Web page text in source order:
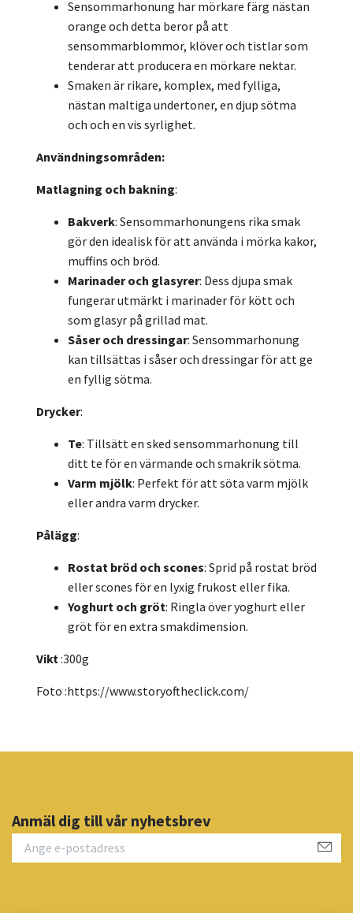
Sensommarhonung har mörkare färg nästan
orange och detta beror på att
sensommarblommor, klöver och tistlar som
tenderar att producera en mörkare nektar.
Smaken är rikare, komplex, med fylliga,
nästan maltiga undertoner, en djup sötma
och och en vis syrlighet.
Användningsområden:
Matlagning och bakning:
Bakverk: Sensommarhonungens rika smak
gör den idealisk för att använda i mörka kakor,
muffins och bröd.
Marinader och glasyrer: Dess djupa smak
fungerar utmärkt i marinader för kött och
som glasyr på grillad mat.
Såser och dressingar: Sensommarhonung
kan tillsättas i såser och dressingar för att ge
en fyllig sötma.
Drycker:
Te: Tillsätt en sked sensommarhonung till
ditt te för en värmande och smakrik sötma.
Varm mjölk: Perfekt för att söta varm mjölk
eller andra varm drycker.
Pålägg:
Rostat bröd och scones: Sprid på rostat bröd
eller scones för en lyxig frukost eller fika.
Yoghurt och gröt: Ringla över yoghurt eller
gröt för en extra smakdimension.
Vikt :300g
Foto :https://www.storyoftheclick.com/
Anmäl dig till vår nyhetsbrev